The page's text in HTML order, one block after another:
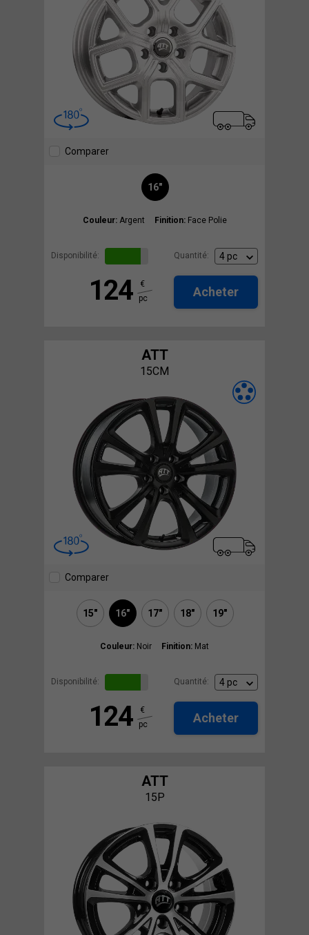
Comparer
16"
Couleur: Argent Finition: Face Polie
Disponibilité: Quantité:
124
€
pc
Acheter
ATT
15CM
Comparer
15" 16" 17" 18" 19"
Couleur: Noir Finition: Mat
Disponibilité: Quantité:
124
€
pc
Acheter
ATT
15P